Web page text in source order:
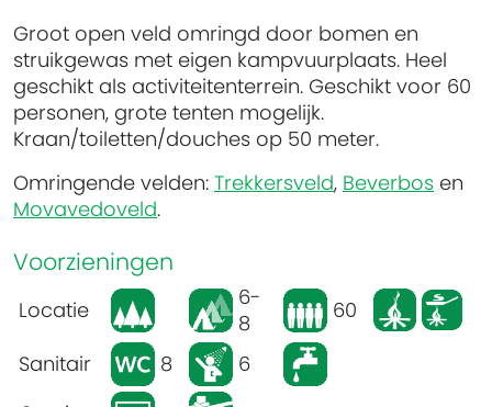
Groot open veld omringd door bomen en
struikgewas met eigen kampvuurplaats. Heel
geschikt als activiteitenterrein. Geschikt voor 60
personen, grote tenten mogelijk.
Kraan/toiletten/douches op 50 meter.
Omringende velden: Trekkersveld, Beverbos en
Movavedoveld.
Voorzieningen
Locatie
6-
8
60
Sanitair
8
6